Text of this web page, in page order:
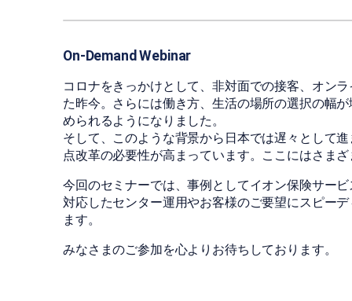
On-Demand Webinar
コロナをきっかけとして、非対面での接客、オン
た昨今。さらには働き方、生活の場所の選択の幅
められるようになりました。
そして、このような背景から日本では遅々として
点改革の必要性が高まっています。ここにはさま
今回のセミナーでは、事例としてイオン保険サー
対応したセンター運用やお客様のご要望にスピー
ます。
みなさまのご参加を心よりお待ちしております。